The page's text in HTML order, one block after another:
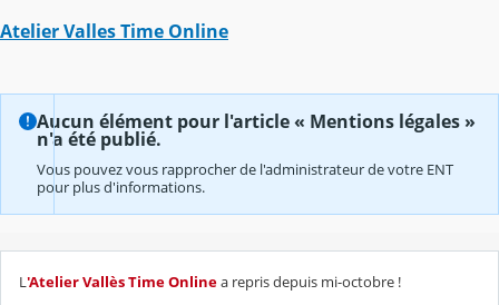
Atelier Valles Time Online
Aucun élément pour l'article « Mentions légales »
n'a été publié.
Vous pouvez vous rapprocher de l'administrateur de votre ENT
pour plus d'informations.
L'Atelier Vallès Time Onlinea repris depuis mi-octobre !